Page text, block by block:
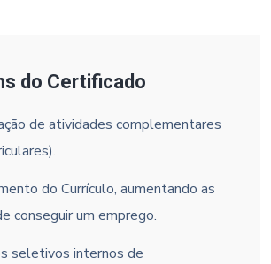
do Certificado
de atividades complementares
do Currículo, aumentando as
conseguir um emprego.
seletivos internos de